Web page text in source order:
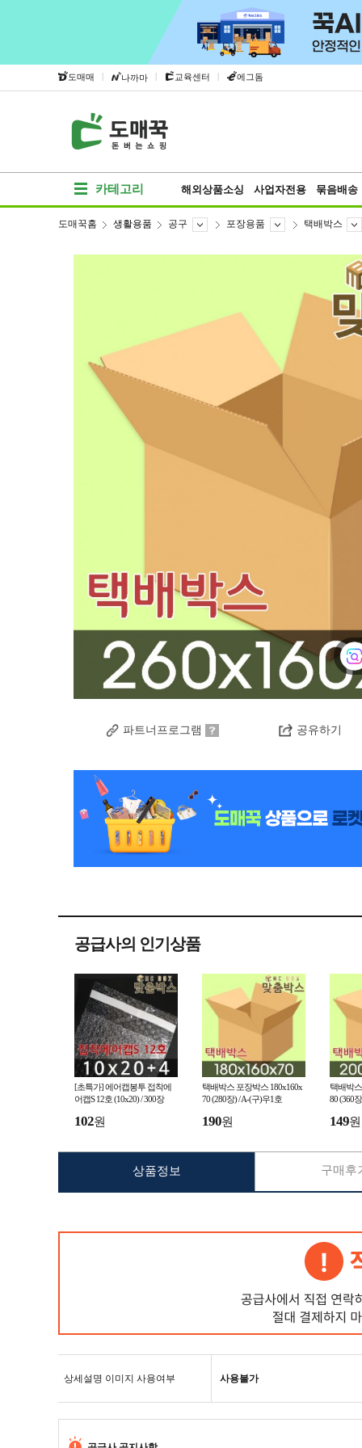
도매매 | 나까마 | 교육센터 | 에그돔
카테고리 해외상품소싱 사업자전용 묶음배송
도매꾹홈 생활용품 공구 포장용품 택배박스
파트너프로그램 공유하기
공급사의 인기상품
[초특가] 에어캡봉투 접착에
어캡S 12호 (10x20) / 300장
102원
택배박스 포장박스 180x160x
70 (280장) / A-(구)우1호
190원
택배박
80 (360
149원
상세설명 이미지 사용여부 사용불가
상품정보 구매후